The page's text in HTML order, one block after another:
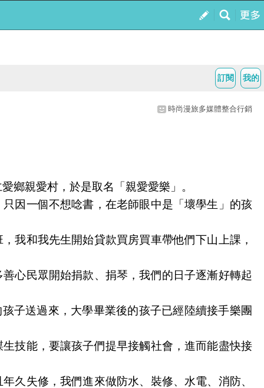
我的
訂閱
時尚漫旅多媒體整合行銷
鄉親愛村，於是取名「親愛愛樂」。
因一個不想唸書，在老師眼中是「壞學生」的孩
我和我先生開始貸款買房買車帶他們下山上課，
心民眾開始捐款、捐琴，我們的日子逐漸好轉起
子送過來，大學畢業後的孩子已經陸續接手樂團
技能，要讓孩子們提早接觸社會，進而能盡快接
久失修，我們進來做防水、裝修、水電、消防、